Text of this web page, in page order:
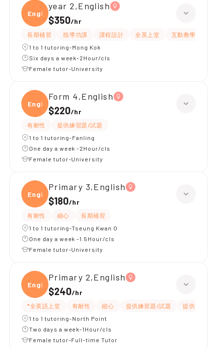
Engli
year 2,English
$350/hr
長期補習 指導功課 課程設計 全英上堂 互動教學
1 to 1 tutoring-Mong Kok
Six days a week-2Hour/cls
Female tutor-University
Engli
Form 4,English
$220/hr
有耐性
提供練習題/試題
1 to 1 tutoring-Fanling
One day a week -2Hour/cls
Female tutor-University
Engli
Primary 3,English
$180/hr
有耐性 細心
長期補習
1 to 1 tutoring-Tseung Kwan O
One day a week -1.5Hour/cls
Female tutor-University
Engli
Primary 2,English
$240/hr
*全英語上堂 有耐性 細心 提供練習題/試題
提供筆記
1 to 1 tutoring-North Point
Two days a week-1Hour/cls
Female tutor-Full-time Tutor